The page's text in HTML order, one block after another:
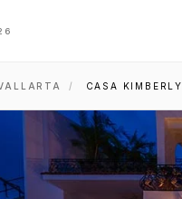
/ CASA KIMBERLY